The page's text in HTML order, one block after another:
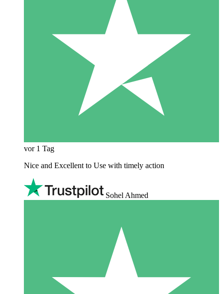
vor 1 Tag
Nice and Excellent to Use with timely action
Sohel Ahmed